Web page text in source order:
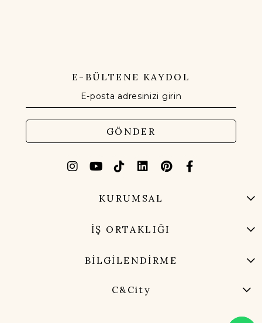
E-BÜLTENE KAYDOL
GÖNDER
KURUMSAL
İŞ ORTAKLIĞI
BİLGİLENDİRME
C&City